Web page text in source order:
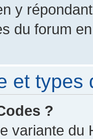
y
du forum
et types
?
variante du